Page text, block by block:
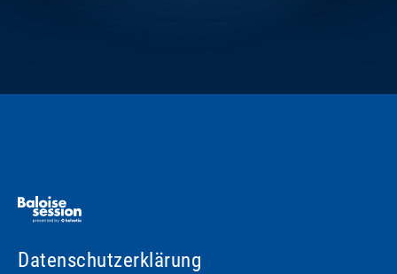
Datenschutzerklärung